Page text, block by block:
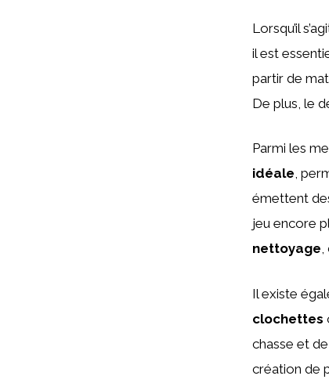
Lorsqu’il
il est
partir de
De plus, le
Parmi les
idéale,
émettent
jeu encore
nettoyage,
Il existe
clochettes
chasse et
création de